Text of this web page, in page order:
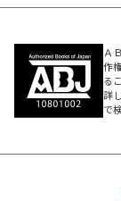
Ａ
作
る
詳
で